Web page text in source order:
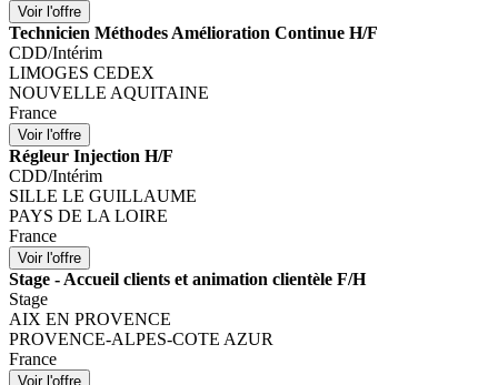
Technicien Méthodes Amélioration Continue H/F
CDD/Intérim
LIMOGES CEDEX
NOUVELLE AQUITAINE
France
Régleur Injection H/F
CDD/Intérim
SILLE LE GUILLAUME
PAYS DE LA LOIRE
France
Stage - Accueil clients et animation clientèle F/H
Stage
AIX EN PROVENCE
PROVENCE-ALPES-COTE AZUR
France